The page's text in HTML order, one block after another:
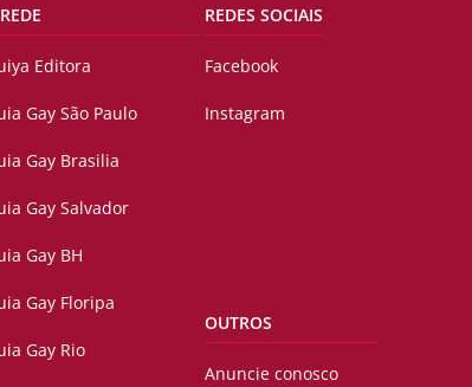
Editora
Gay São Paulo
Gay Brasilia
Gay Salvador
Gay BH
Gay Floripa
Gay Rio
REDES SOCIAIS
Facebook
Instagram
OUTROS
Anuncie conosco